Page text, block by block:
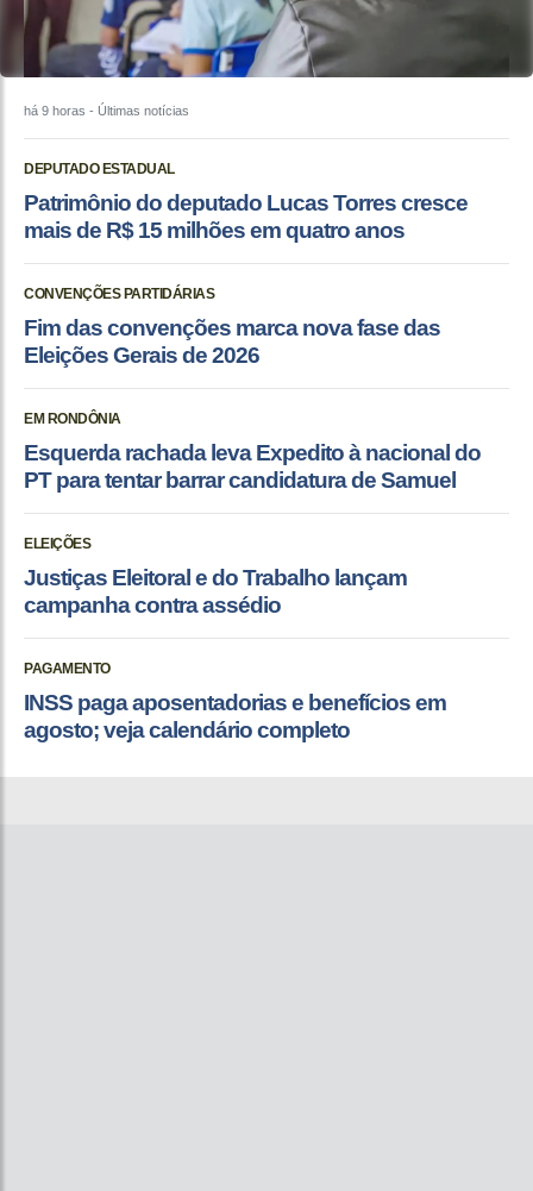
há 9 horas - Últimas notícias
DEPUTADO ESTADUAL
Patrimônio do deputado Lucas Torres cresce
mais de R$ 15 milhões em quatro anos
CONVENÇÕES PARTIDÁRIAS
Fim das convenções marca nova fase das
Eleições Gerais de 2026
EM RONDÔNIA
Esquerda rachada leva Expedito à nacional do
PT para tentar barrar candidatura de Samuel
ELEIÇÕES
Justiças Eleitoral e do Trabalho lançam
campanha contra assédio
PAGAMENTO
INSS paga aposentadorias e benefícios em
agosto; veja calendário completo